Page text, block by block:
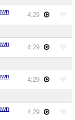
4:29
4:29
4:29
4:29